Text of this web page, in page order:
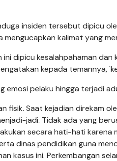
insiden tersebut dipicu
kalimat yang
ini dipicu kesalahpahaman
kepada temannya,
emosi pelaku hingga terjadi
fisik. Saat kejadian direkam
jadi. Tidak ada yang
secara hati-hati karena
dinas pendidikan guna
kasus ini. Perkembangan